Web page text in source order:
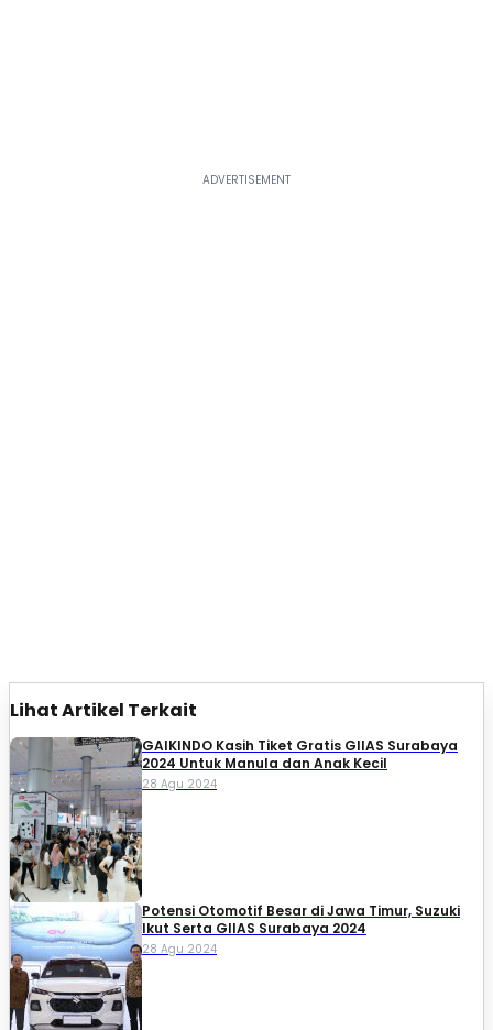
Lihat Artikel Terkait
GAIKINDO Kasih Tiket Gratis GIIAS Surabaya
2024 Untuk Manula dan Anak Kecil
28 Agu 2024
Potensi Otomotif Besar di Jawa Timur, Suzuki
Ikut Serta GIIAS Surabaya 2024
28 Agu 2024